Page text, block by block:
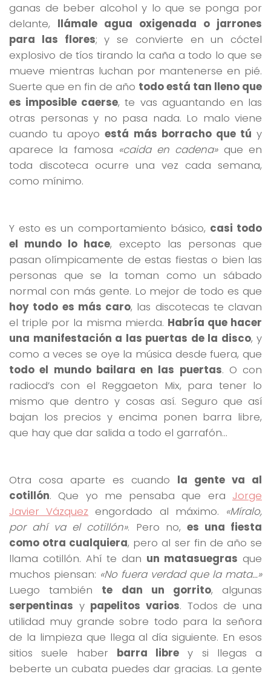
ganas de beber alcohol y lo que se ponga por
delante, llámale agua oxigenada o jarrones
para las flores; y se convierte en un cóctel
explosivo de tíos tirando la caña a todo lo que se
mueve mientras luchan por mantenerse en pié.
Suerte que en fin de año todo está tan lleno que
es imposible caerse, te vas aguantando en las
otras personas y no pasa nada. Lo malo viene
cuando tu apoyoestá más borracho que tú y
aparece la famosa «caida en cadena»que en
toda discoteca ocurre una vez cada semana,
como mínimo.
Y esto es un comportamiento básico, casi todo
el mundo lo hace, excepto las personas que
pasan olímpicamente de estas fiestas o bien las
personas que se la toman como un sábado
normal con más gente. Lo mejor de todo es que
hoy todo es más caro, las discotecas te clavan
el triple por la misma mierda. Habría que hacer
una manifestación a las puertas de la disco, y
como a veces se oye la música desde fuera, que
todo el mundo bailara en las puertas. O con
radiocd’s con el Reggaeton Mix, para tener lo
mismo que dentro y cosas así. Seguro que así
bajan los precios y encima ponen barra libre,
que hay que dar salida a todo el garrafón…
Otra cosa aparte es cuando la gente va al
cotillón. Que yo me pensaba que era Jorge
Javier Vázquez engordado al máximo. «Míralo,
por ahí va el cotillón». Pero no, es una fiesta
como otra cualquiera, pero al ser fin de año se
llama cotillón. Ahí te dan un matasuegras que
muchos piensan: «No fuera verdad que la mata…»
Luego también te dan un gorrito, algunas
serpentinas y papelitos varios. Todos de una
utilidad muy grande sobre todo para la señora
de la limpieza que llega al día siguiente. En esos
sitios suele haber barra libre y si llegas a
beberte un cubata puedes dar gracias. La gente